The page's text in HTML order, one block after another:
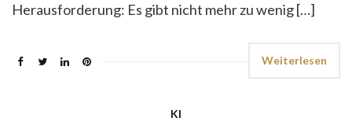
Herausforderung: Es gibt nicht mehr zu wenig […]
Weiterlesen
KI